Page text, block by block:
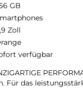
GB
Zoll
verfügbar
das